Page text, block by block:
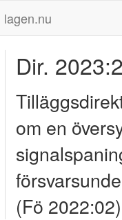
lagen.nu
Dir.
om en
(Fö 2022:02)